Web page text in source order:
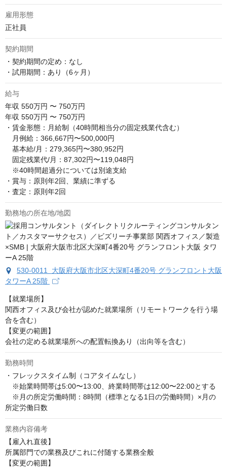
雇用形態
正社員
契約期間
・契約期間の定め：なし
・試用期間：あり（6ヶ月）
給与
年収 550万円 〜 750万円
年収 550万円 〜 750万円
・賃金形態：月給制（40時間相当分の固定残業代含む）
月例給：366,667円〜500,000円
基本給/月：279,365円〜380,952円
固定残業代/月：87,302円〜119,048円
※40時間超過分については別途支給
・賞与：原則年2回、業績に準ずる
・査定：原則年2回
勤務地の所在地/地図
530-0011 大阪府大阪市北区大深町4番20号 グランフロント大阪
タワーA 25階
【就業場所】
関西オフィス及び会社が認めた就業場所（リモートワークを行う場
合を含む）
【変更の範囲】
会社の定める就業場所への配置転換あり（出向等を含む）
勤務時間
・フレックスタイム制（コアタイムなし）
※始業時間帯は5:00〜13:00、終業時間帯は12:00〜22:00とする
※月の所定労働時間：8時間（標準となる1日の労働時間）×月の
所定労働日数
業務内容備考
【雇入れ直後】
所属部門での業務及びこれに付随する業務全般
【変更の範囲】